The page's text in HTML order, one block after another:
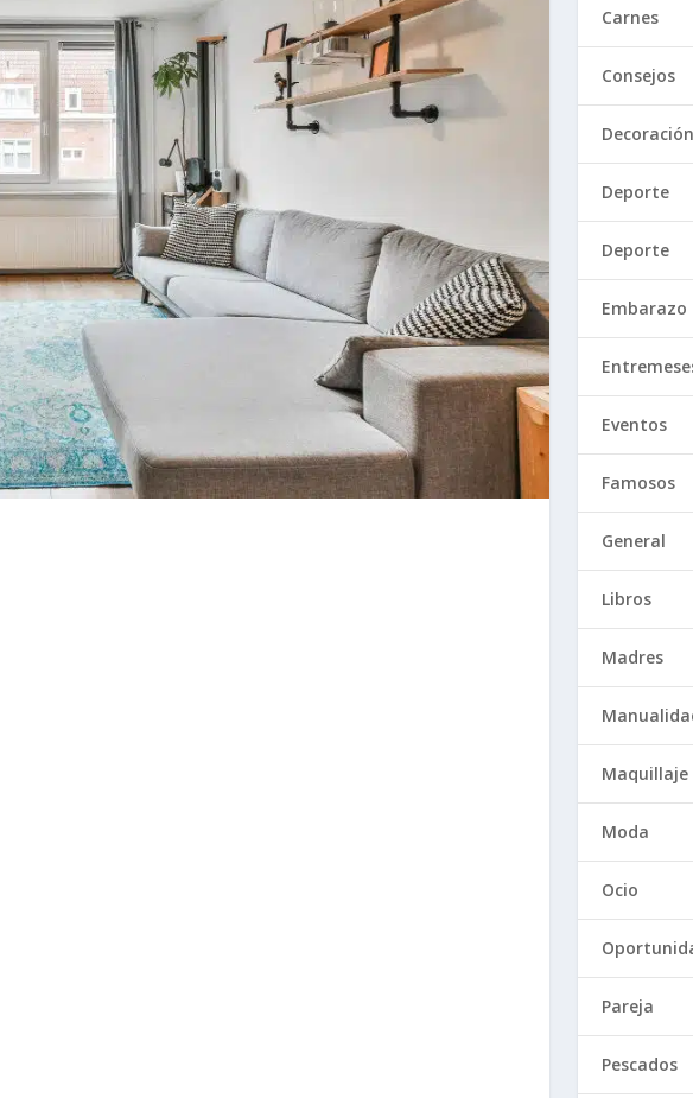
Carnes
Consejos
Decoración
Deporte
Deporte
Embarazo
Eventos
Famosos
General
Libros
Madres
Maquillaje
Moda
Ocio
Pareja
Pescados